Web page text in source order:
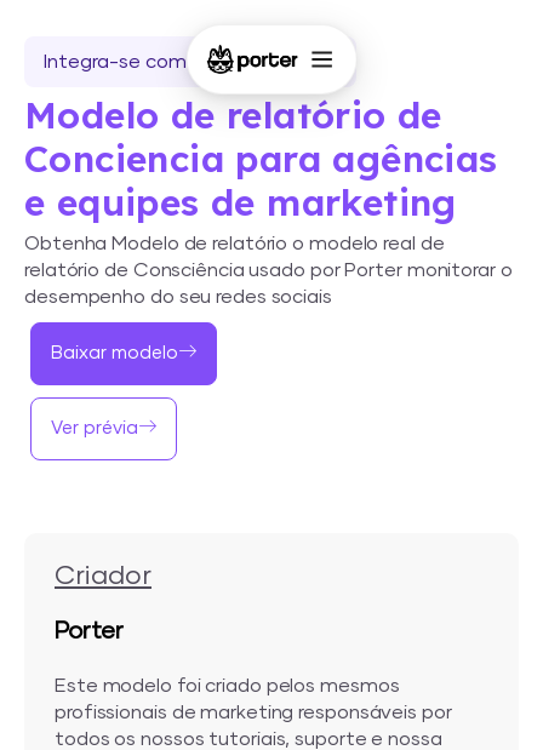
Integra-se com o Looker Studio
Modelo de relatório de
Conciencia para agências
e equipes de marketing
Obtenha Modelo de relatório o modelo real de
relatório de Consciência usado por Porter monitorar o
desempenho do seu redes sociais
Baixar modelo
Ver prévia
Criador
Porter
Este modelo foi criado pelos mesmos
profissionais de marketing responsáveis por
todos os nossos tutoriais, suporte e nossa